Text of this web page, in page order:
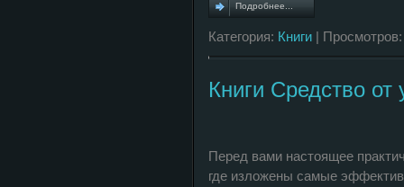
Подробнее...
Категория: Книги |
Книги Средство от
Перед вами настоящее
где изложены самые